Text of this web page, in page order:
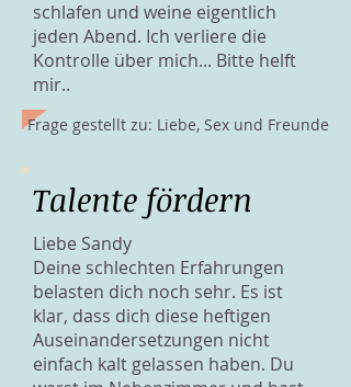
schlafen und weine eigentlich
jeden Abend. Ich verliere die
Kontrolle über mich... Bitte helft
mir..
Frage gestellt zu: Liebe, Sex und Freunde
Talente fördern
Liebe Sandy
Deine schlechten Erfahrungen
belasten dich noch sehr. Es ist
klar, dass dich diese heftigen
Auseinandersetzungen nicht
einfach kalt gelassen haben. Du